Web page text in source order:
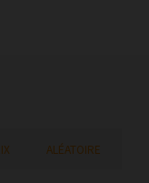
ALÉATOIRE